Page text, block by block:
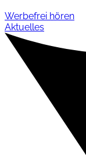
Werbefrei hören
Aktuelles